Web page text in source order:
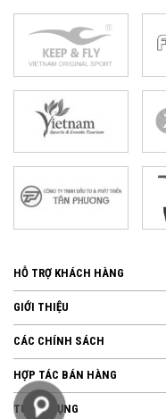
HỖ TRỢ KHÁCH HÀNG
GIỚI THIỆU
CÁC CHÍNH SÁCH
HỢP TÁC BÁN HÀNG
TUYỂN DỤNG